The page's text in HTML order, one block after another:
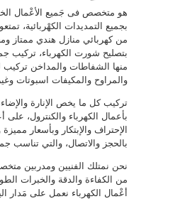
هو متخصص فى جَميع الأعْمال
بجميع التمديدات الكهْربائية،
من كهربائي منازل هندي ممتاز
بتصليح شورت الكهرباء، تركيب
منها الشفاطات والمداخن تركيب
والمراوح والمكيفات اسبوتات
تركيب كل ما يخص الإنارة
بأعمال الكهرباء والكنترول،
الإحتراف والإبتكار وبأسعار
بالحجز والاتصال، والتي تناسب
نحن نمتلك الفنيين ومدربين
من الكفاءة والدقة والخبرات